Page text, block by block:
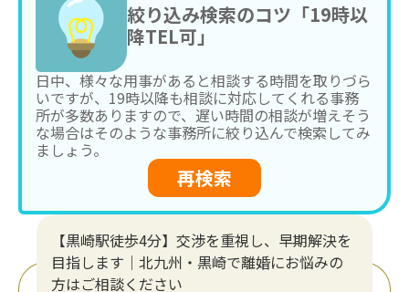
絞り込み検索のコツ「19時以
降TEL可」
日中、様々な用事があると相談する時間を取りづら
いですが、19時以降も相談に対応してくれる事務
所が多数ありますので、遅い時間の相談が増えそう
な場合はそのような事務所に絞り込んで検索してみ
ましょう。
再検索
【黒崎駅徒歩4分】交渉を重視し、早期解決を
目指します｜北九州・黒崎で離婚にお悩みの
方はご相談ください